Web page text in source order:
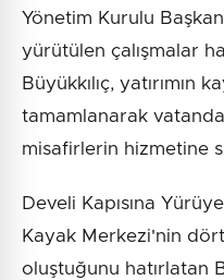
Yönetim Kurulu
yürütülen çalışmalar
Büyükkılıç, yatırımın
tamamlanarak
misafirlerin hizmetine
Develi Kapısına
Kayak Merkezi'nin
oluştuğunu hatırlatan